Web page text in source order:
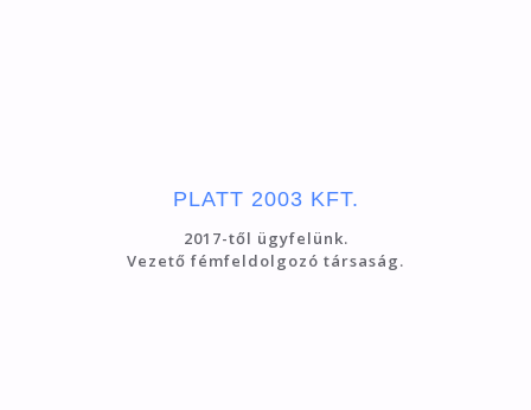
PLATT 2003 KFT.
2017-től ügyfelünk.
Vezető fémfeldolgozó társaság.